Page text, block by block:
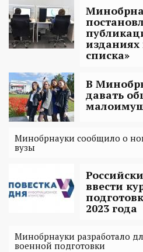
изданиях
списка»
В
давать
Минобрнауки сообщило о
вузы
ввести
2023 года
Минобрнауки разработало
военной подготовки